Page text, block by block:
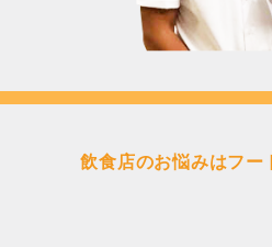
飲食店のお悩みはフー